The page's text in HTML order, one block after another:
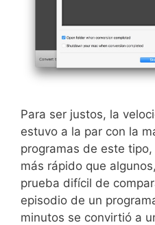
Para ser justos, la
estuvo a la par con la
programas de este
más rápido que
prueba difícil de
episodio de un
minutos se convirtió a